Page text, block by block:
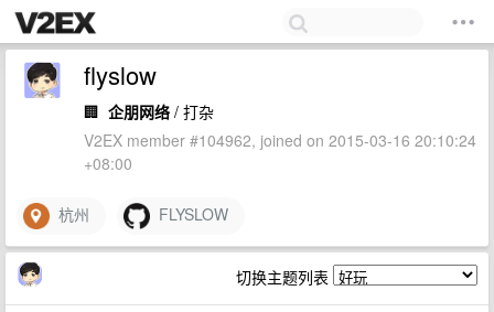
flyslow
🏢 企朋网络 / 打杂
V2EX member #104962, joined on 2015-03-16 20:10:24
+08:00
杭州 FLYSLOW
切换主题列表